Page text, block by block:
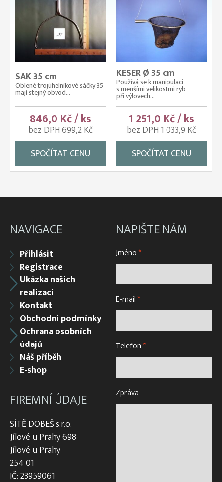
SAK 35 cm
Oblené trojúhelníkové sáčky 35
mají stejný obvod...
846,0 Kč / ks
bez DPH 699,2 Kč
SPOČÍTAT CENU
KESER Ø 35 cm
Používá se k manipulaci
s menšími velikostmi ryb
při výlovech...
1 251,0 Kč / ks
bez DPH 1 033,9 Kč
SPOČÍTAT CENU
NAVIGACE
Přihlásit
Registrace
Ukázka našich
realizací
Kontakt
Obchodní podmínky
Ochrana osobních
údajů
Náš příběh
E-shop
FIREMNÍ ÚDAJE
SÍTĚ DOBEŠ s.r.o.
Jílové u Prahy 698
Jílové u Prahy
254 01
IČ: 23959061
NAPIŠTE NÁM
Jméno*
E-mail*
Telefon*
Zpráva